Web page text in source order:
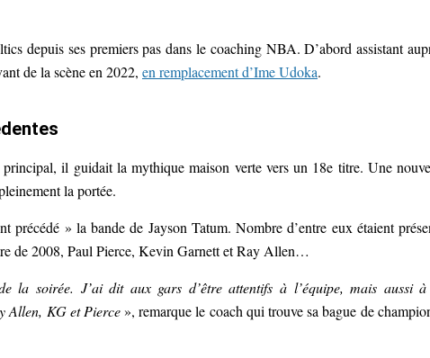
depuis ses premiers pas dans le coaching NBA. D’abord assistant
de la scène en 2022, en remplacement d’Ime Udoka.
il guidait la mythique maison verte vers un 18e titre. Une
la portée.
» la bande de Jayson Tatum. Nombre d’entre eux étaient
de 2008, Paul Pierce, Kevin Garnett et Ray Allen…
la soirée. J’ai dit aux gars d’être attentifs à l’équipe, mais aussi
Allen, KG et Pierce», remarque le coach qui trouve sa bague de